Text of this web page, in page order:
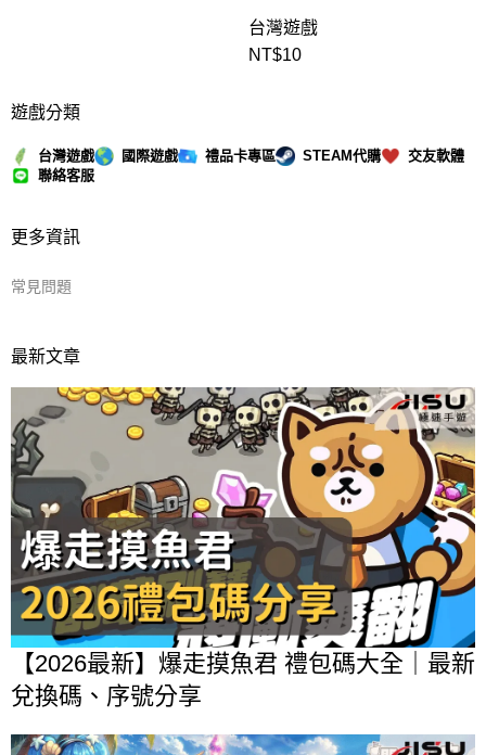
台灣遊戲
NT$10
遊戲分類
台灣遊戲 國際遊戲 禮品卡專區 STEAM代購
交友軟體
聯絡客服
更多資訊
常見問題
最新文章
【2026最新】爆走摸魚君 禮包碼大全｜最新
兌換碼、序號分享